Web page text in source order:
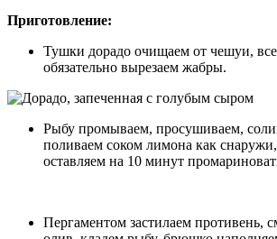
Приготовление:
Тушки дорадо очищаем от чешуи,
обязательно вырезаем жабры.
Рыбу промываем, просушиваем,
поливаем соком лимона как
оставляем на 10 минут
Пергаментом застилаем противень,